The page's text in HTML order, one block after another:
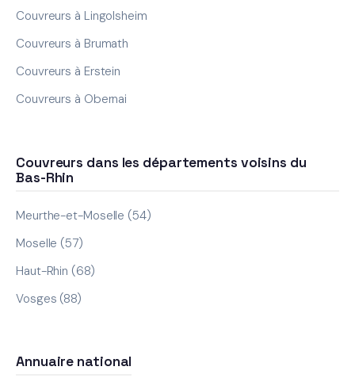
Couvreurs à Lingolsheim
Couvreurs à Brumath
Couvreurs à Erstein
Couvreurs à Obernai
Couvreurs dans les départements voisins du
Bas-Rhin
Meurthe-et-Moselle (54)
Moselle (57)
Haut-Rhin (68)
Vosges (88)
Annuaire national